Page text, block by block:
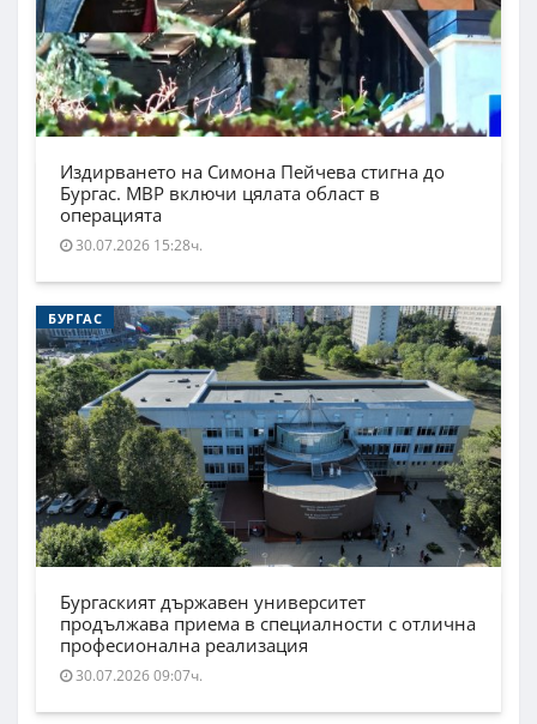
Издирването на Симона Пейчева стигна до
Бургас. МВР включи цялата област в
операцията
30.07.2026 15:28ч.
БУРГАС
Бургаският държавен университет
продължава приема в специалности с отлична
професионална реализация
30.07.2026 09:07ч.